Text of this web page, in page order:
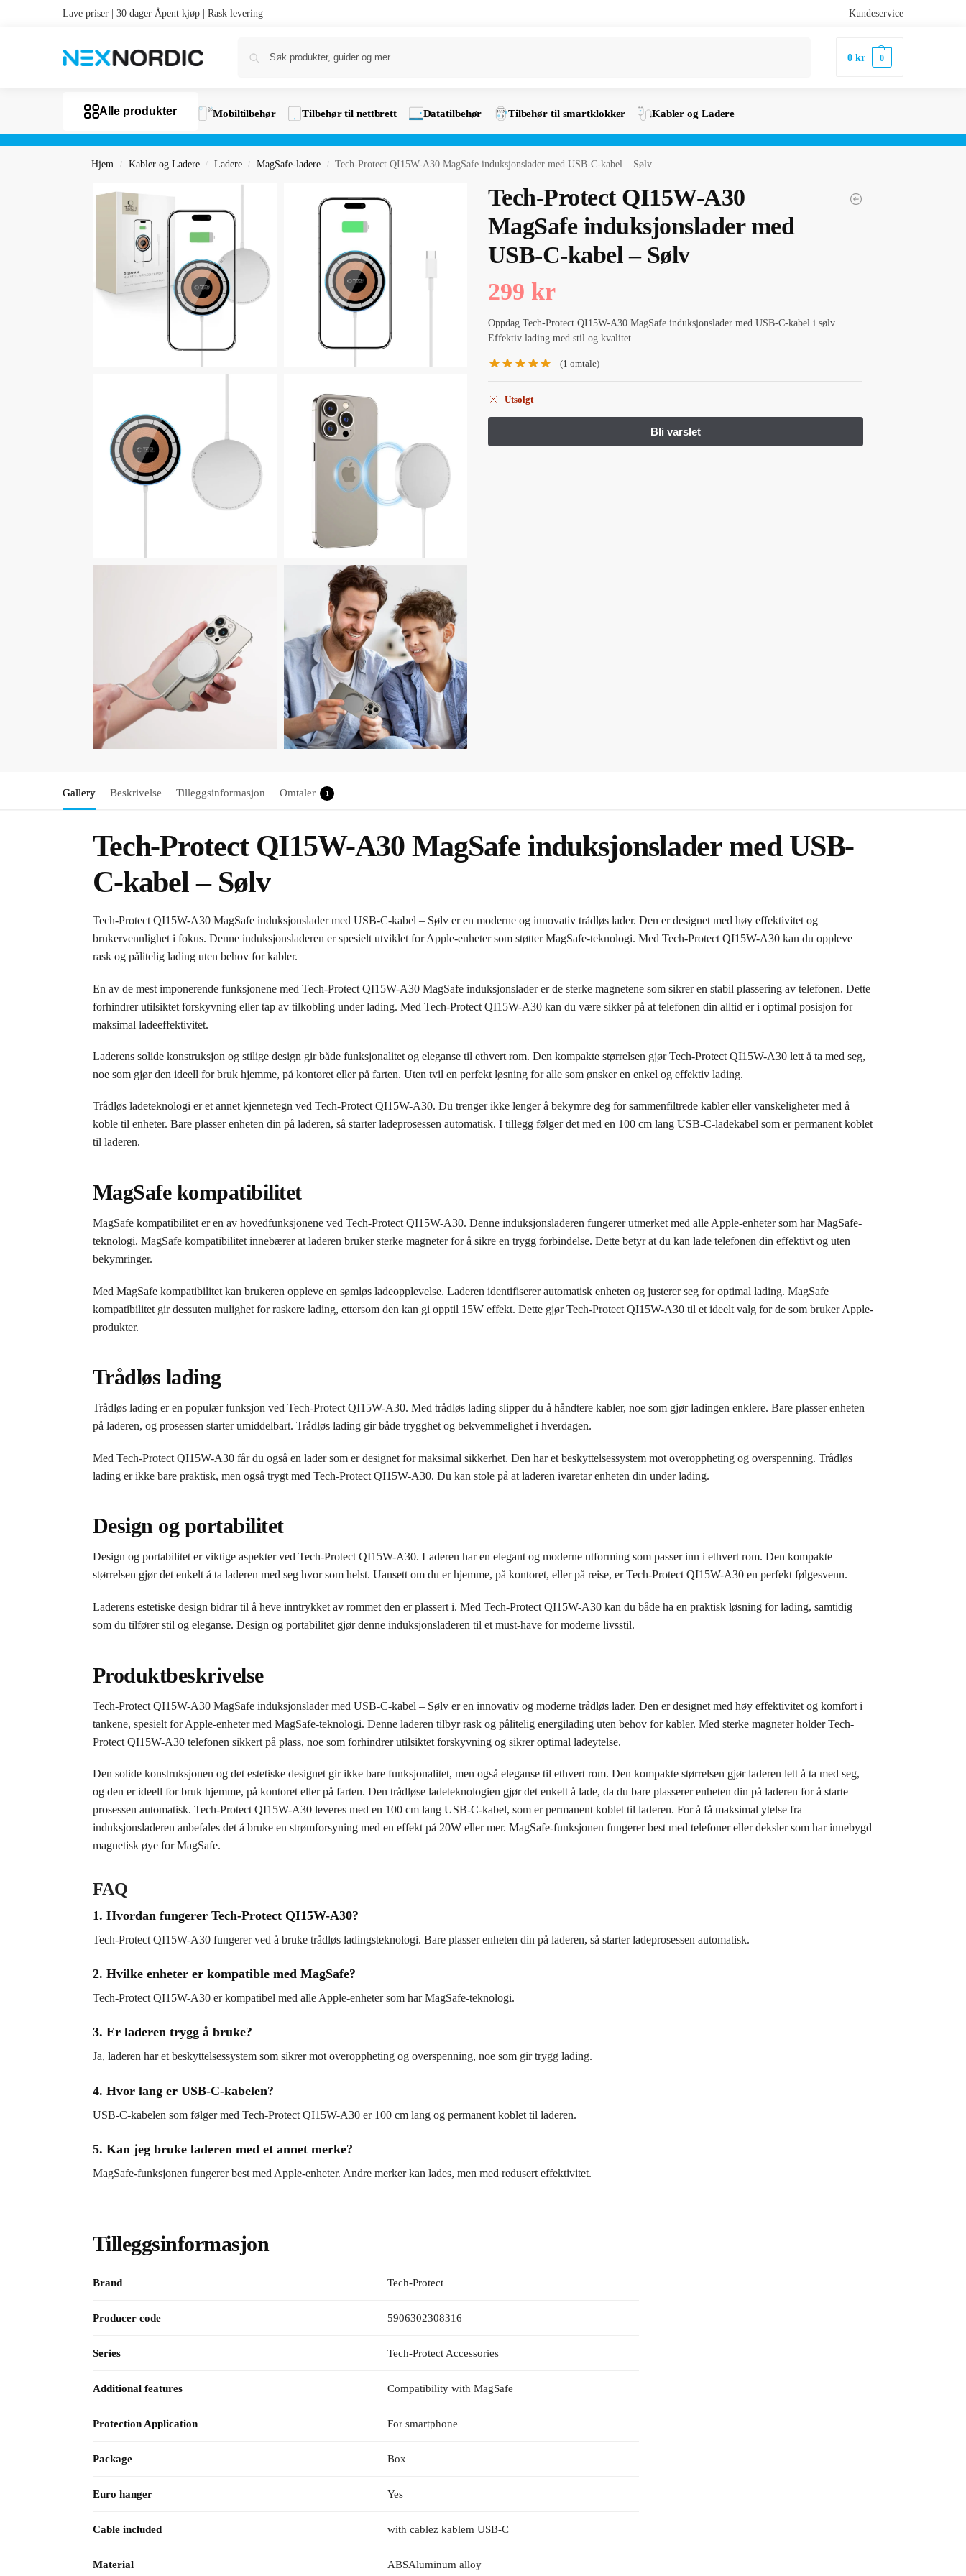
Lave priser | 30 dager Åpent kjøp | Rask levering Kundeservice
0kr 0
Alle produkter Mobiltilbehør Tilbehør til nettbrett Datatilbehør Tilbehør til smartklokker Kabler og Ladere
Hjem / Kabler og Ladere / Ladere / MagSafe-ladere / Tech-Protect QI15W-A30 MagSafe induksjonslader med USB-C-kabel – Sølv
Tech-Protect QI15W-A30
MagSafe induksjonslader med
USB-C-kabel – Sølv
299 kr
Oppdag Tech-Protect QI15W-A30 MagSafe induksjonslader med USB-C-kabel i sølv.
Effektiv lading med stil og kvalitet.
(1 omtale)
Utsolgt
Gallery Beskrivelse Tilleggsinformasjon Omtaler 1
Tech-Protect QI15W-A30 MagSafe induksjonslader med USB-
C-kabel – Sølv
Tech-Protect QI15W-A30 MagSafe induksjonslader med USB-C-kabel – Sølv er en moderne og innovativ trådløs lader. Den er designet med høy effektivitet og
brukervennlighet i fokus. Denne induksjonsladeren er spesielt utviklet for Apple-enheter som støtter MagSafe-teknologi. Med Tech-Protect QI15W-A30 kan du oppleve
rask og pålitelig lading uten behov for kabler.
En av de mest imponerende funksjonene med Tech-Protect QI15W-A30 MagSafe induksjonslader er de sterke magnetene som sikrer en stabil plassering av telefonen. Dette
forhindrer utilsiktet forskyvning eller tap av tilkobling under lading. Med Tech-Protect QI15W-A30 kan du være sikker på at telefonen din alltid er i optimal posisjon for
maksimal ladeeffektivitet.
Laderens solide konstruksjon og stilige design gir både funksjonalitet og eleganse til ethvert rom. Den kompakte størrelsen gjør Tech-Protect QI15W-A30 lett å ta med seg,
noe som gjør den ideell for bruk hjemme, på kontoret eller på farten. Uten tvil en perfekt løsning for alle som ønsker en enkel og effektiv lading.
Trådløs ladeteknologi er et annet kjennetegn ved Tech-Protect QI15W-A30. Du trenger ikke lenger å bekymre deg for sammenfiltrede kabler eller vanskeligheter med å
koble til enheter. Bare plasser enheten din på laderen, så starter ladeprosessen automatisk. I tillegg følger det med en 100 cm lang USB-C-ladekabel som er permanent koblet
til laderen.
MagSafe kompatibilitet
MagSafe kompatibilitet er en av hovedfunksjonene ved Tech-Protect QI15W-A30. Denne induksjonsladeren fungerer utmerket med alle Apple-enheter som har MagSafe-
teknologi. MagSafe kompatibilitet innebærer at laderen bruker sterke magneter for å sikre en trygg forbindelse. Dette betyr at du kan lade telefonen din effektivt og uten
bekymringer.
Med MagSafe kompatibilitet kan brukeren oppleve en sømløs ladeopplevelse. Laderen identifiserer automatisk enheten og justerer seg for optimal lading. MagSafe
kompatibilitet gir dessuten mulighet for raskere lading, ettersom den kan gi opptil 15W effekt. Dette gjør Tech-Protect QI15W-A30 til et ideelt valg for de som bruker Apple-
produkter.
Trådløs lading
Trådløs lading er en populær funksjon ved Tech-Protect QI15W-A30. Med trådløs lading slipper du å håndtere kabler, noe som gjør ladingen enklere. Bare plasser enheten
på laderen, og prosessen starter umiddelbart. Trådløs lading gir både trygghet og bekvemmelighet i hverdagen.
Med Tech-Protect QI15W-A30 får du også en lader som er designet for maksimal sikkerhet. Den har et beskyttelsessystem mot overoppheting og overspenning. Trådløs
lading er ikke bare praktisk, men også trygt med Tech-Protect QI15W-A30. Du kan stole på at laderen ivaretar enheten din under lading.
Design og portabilitet
Design og portabilitet er viktige aspekter ved Tech-Protect QI15W-A30. Laderen har en elegant og moderne utforming som passer inn i ethvert rom. Den kompakte
størrelsen gjør det enkelt å ta laderen med seg hvor som helst. Uansett om du er hjemme, på kontoret, eller på reise, er Tech-Protect QI15W-A30 en perfekt følgesvenn.
Laderens estetiske design bidrar til å heve inntrykket av rommet den er plassert i. Med Tech-Protect QI15W-A30 kan du både ha en praktisk løsning for lading, samtidig
som du tilfører stil og eleganse. Design og portabilitet gjør denne induksjonsladeren til et must-have for moderne livsstil.
Produktbeskrivelse
Tech-Protect QI15W-A30 MagSafe induksjonslader med USB-C-kabel – Sølv er en innovativ og moderne trådløs lader. Den er designet med høy effektivitet og komfort i
tankene, spesielt for Apple-enheter med MagSafe-teknologi. Denne laderen tilbyr rask og pålitelig energilading uten behov for kabler. Med sterke magneter holder Tech-
Protect QI15W-A30 telefonen sikkert på plass, noe som forhindrer utilsiktet forskyvning og sikrer optimal ladeytelse.
Den solide konstruksjonen og det estetiske designet gir ikke bare funksjonalitet, men også eleganse til ethvert rom. Den kompakte størrelsen gjør laderen lett å ta med seg,
og den er ideell for bruk hjemme, på kontoret eller på farten. Den trådløse ladeteknologien gjør det enkelt å lade, da du bare plasserer enheten din på laderen for å starte
prosessen automatisk. Tech-Protect QI15W-A30 leveres med en 100 cm lang USB-C-kabel, som er permanent koblet til laderen. For å få maksimal ytelse fra
induksjonsladeren anbefales det å bruke en strømforsyning med en effekt på 20W eller mer. MagSafe-funksjonen fungerer best med telefoner eller deksler som har innebygd
magnetisk øye for MagSafe.
FAQ
1. Hvordan fungerer Tech-Protect QI15W-A30?
Tech-Protect QI15W-A30 fungerer ved å bruke trådløs ladingsteknologi. Bare plasser enheten din på laderen, så starter ladeprosessen automatisk.
2. Hvilke enheter er kompatible med MagSafe?
Tech-Protect QI15W-A30 er kompatibel med alle Apple-enheter som har MagSafe-teknologi.
3. Er laderen trygg å bruke?
Ja, laderen har et beskyttelsessystem som sikrer mot overoppheting og overspenning, noe som gir trygg lading.
4. Hvor lang er USB-C-kabelen?
USB-C-kabelen som følger med Tech-Protect QI15W-A30 er 100 cm lang og permanent koblet til laderen.
5. Kan jeg bruke laderen med et annet merke?
MagSafe-funksjonen fungerer best med Apple-enheter. Andre merker kan lades, men med redusert effektivitet.
Tilleggsinformasjon
Brand Tech-Protect
Producer code 5906302308316
Series Tech-Protect Accessories
Additional features Compatibility with MagSafe
Protection Application For smartphone
Package Box
Euro hanger Yes
Cable included with cablez kablem USB-C
Material ABSAluminum alloy